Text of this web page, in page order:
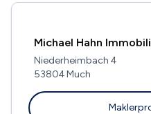
Michael Hahn
Niederheimbach 4
53804 Much